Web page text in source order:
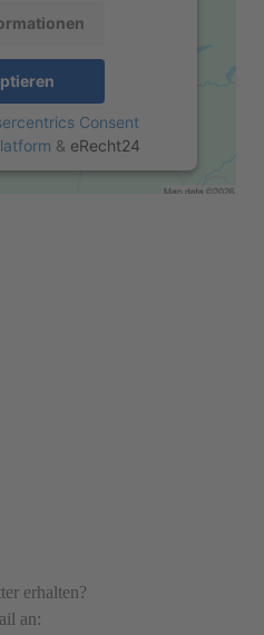
Consent
& eRecht24
erhalten?
an: